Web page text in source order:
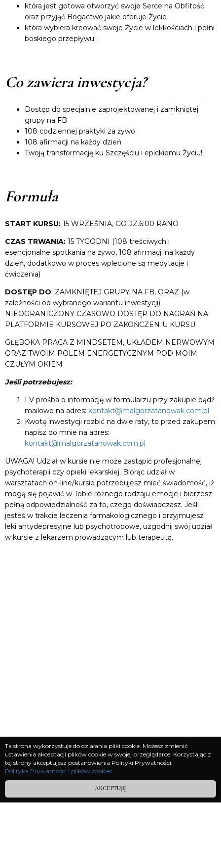
która jest gotowa otworzyć swoje Serce na Obfitość
oraz przyjąć Bogactwo jakie oferuje Życie
która wybiera kreować swoje Życie w lekkościach i pełni
boskiego przepływu;
Co zawiera inwestycja?
Dostęp do specjalnie zaprojektowanej i zamkniętej
grupy na FB
108 codziennej praktyki za żywo
108 afirmacji na każdy dzień
Twoją transformację ku Szczęściu i epickiemu Życiu!
Formuła
START KURSU: 15 WRZEŚNIA, GODZ.6:00 RANO
CZAS TRWANIA: 15 TYGODNI (108 treściwych i
esencjonalne spotkania na żywo, 108 afirmacji na każdy
dzień, dodatkowo w proces wplecione są medytacje i
ćwiczenia)
DOSTĘP DO: ZAMKNIĘTEJ GRUPY NA FB, ORAZ (w
zależności od wybranego wariantu inwestycji)
NIEOGRANICZONY CZASOWO DOSTĘP DO NAGRAŃ NA
PLATFORMIE KURSOWEJ PO ZAKOŃCZENIU KURSU
GŁĘBOKA PRACA Z MINDSETEM, UKŁADEM NERWOWYM
ORAZ TWOIM POLEM ENERGETYCZNYM POD MOIM
CZUŁYM OKIEM
Jeśli potrzebujesz:
FV prośba o informację w formularzu przy zakupie bądź
mailowo na adres: kontakt@malgorzatanowak.com.pl
Kwotę inwestycji rozbić na dwie raty, to przed zakupem
napisz do mnie na adres:
kontakt@malgorzatanowak.com.pl
UWAGA! Udział w kursie nie może zastąpić profesjonalnej
psychoterapii czy opieki lekarskiej. Biorąc udział w
warsztatach on-line/kursie potrzebujesz mieć świadomość, iż
mogą się pojawić w Tobie różnego rodzaju emocje i bierzesz
pełną odpowiedzialność za to, czego doświadczasz. Jeśli
jesteś w trakcie leczenia farmakologicznego i przyjmujesz
leki antydepresyjne lub psychotropowe, uzgodnij swój udział
w kursie z lekarzem prowadzącym lub terapeutą.
Polityka prywatności
Regulamin
Ta strona wykorzystuje do działania pliki cookie. Możesz zmienić
ustawienia akceptacji plików cookie w swojej przeglądarce. Korzystając z
tej strony akceptujesz postanowienia Polityki Prywatności.
Polityka Prywatności i plików cookies
AKCEPTUJĘ